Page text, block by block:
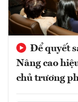
Để quyết
Nâng cao
chủ trương